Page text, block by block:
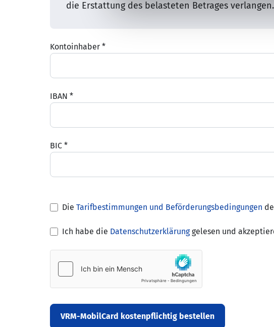
die Erstattung des belasteten Betrages verlangen.
Kontoinhaber *
IBAN *
BIC *
Die Tarifbestimmungen und Beförderungsbedingungen
Ich habe die Datenschutzerklärunggelesen und
VRM-MobilCard kostenpflichtig bestellen